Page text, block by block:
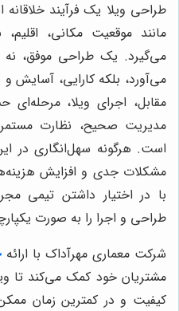
طراحی ویلا یک فرآیند
مانند موقعیت مکانی،
می‌گیرد. یک طراحی موفق، نه
می‌آورد، بلکه کارایی، آسایش
مقابل، اجرای ویلا،
مدیریت صحیح، نظارت مستمر
است. هرگونه سهل‌انگاری در
مشکلات جدی و افزایش
با در اختیار داشتن تیمی
طراحی و اجرا را به صورت
شرکت معماری مهرآداک با ارائه
مشتریان خود کمک می‌کند تا
کیفیت و در کمترین زمان